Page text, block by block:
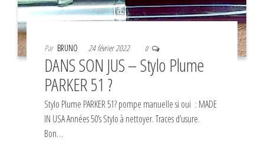
Par BRUNO 24 février 2022 0
DANS SON JUS – Stylo Plume
PARKER 51 ?
Stylo Plume PARKER 51? pompe manuelle si oui : MADE
IN USA Années 50’s Stylo à nettoyer. Traces d’usure.
Bon…